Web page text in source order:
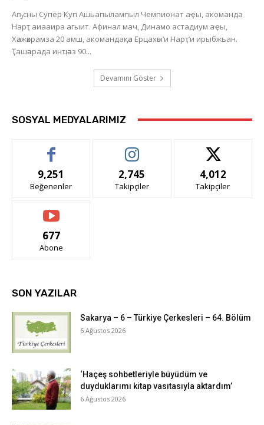
Аҧсны Супер Куп Ашьапылампыл Чемпионат аҿы, акоманда
Нарҭ аиааира агыит. Афинал мач, Динамо астадиум аҿы,
Хәажәкрамза 20 амш, акомандақәа Ерцахәы’и Нарҭ’и ирыбжьан.
Ҭашәарада инҵәаз 90...
Devamını Göster
SOSYAL MEDYALARIMIZ
9,251
Beğenenler
2,745
Takipçiler
4,012
Takipçiler
677
Abone
SON YAZILAR
Sakarya – 6 – Türkiye Çerkesleri – 64. Bölüm
6 Ağustos 2026
‘Haçeş sohbetleriyle büyüdüm ve
duyduklarımı kitap vasıtasıyla aktardım’
6 Ağustos 2026